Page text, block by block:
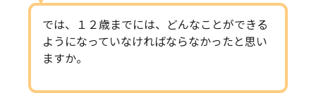
では、１２歳までには、どんなことができる
ようになっていなければならなかったと思い
ますか。